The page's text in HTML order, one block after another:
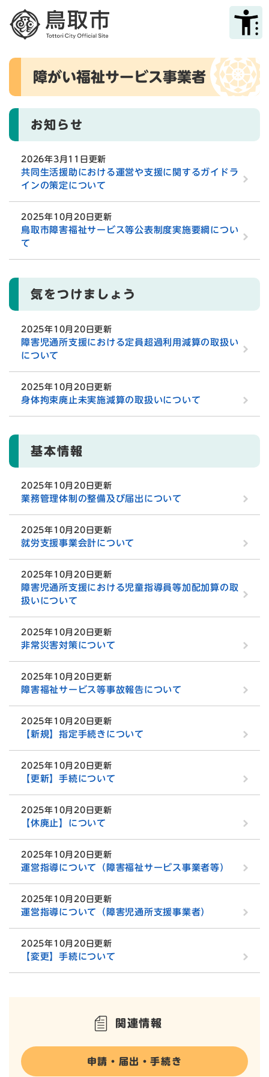
メニューを飛ばして本文へ
本
障がい福祉サービス事業者
お知らせ
2026年3月11日更新
共同生活援助における運営や支援に関するガイドラ
インの策定について
2025年10月20日更新
鳥取市障害福祉サービス等公表制度実施要綱につい
て
気をつけましょう
2025年10月20日更新
障害児通所支援における定員超過利用減算の取扱い
について
2025年10月20日更新
身体拘束廃止未実施減算の取扱いについて
基本情報
2025年10月20日更新
業務管理体制の整備及び届出について
2025年10月20日更新
就労支援事業会計について
2025年10月20日更新
障害児通所支援における児童指導員等加配加算の取
扱いについて
2025年10月20日更新
非常災害対策について
2025年10月20日更新
障害福祉サービス等事故報告について
2025年10月20日更新
【新規】指定手続きについて
2025年10月20日更新
【更新】手続について
2025年10月20日更新
【休廃止】について
2025年10月20日更新
運営指導について（障害福祉サービス事業者等）
2025年10月20日更新
運営指導について（障害児通所支援事業者）
2025年10月20日更新
【変更】手続について
関連情報
申請・届出・手続き